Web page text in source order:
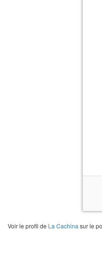
Voir le profil de La Cachina sur le